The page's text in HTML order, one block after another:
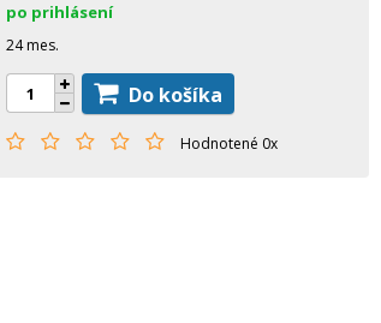
po prihlásení
24 mes.
Do košíka
Hodnotené 0x